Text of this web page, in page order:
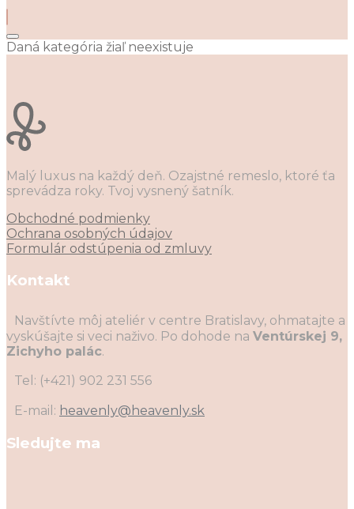
Daná kategória žiaľ neexistuje
Malý luxus na každý deň. Ozajstné remeslo, ktoré ťa
sprevádza roky. Tvoj vysnený šatník.
Obchodné podmienky
Ochrana osobných údajov
Formulár odstúpenia od zmluvy
Kontakt
Navštívte môj ateliér v centre Bratislavy, ohmatajte a
vyskúšajte si veci naživo. Po dohode na Ventúrskej 9,
Zichyho palác.
Tel: (+421) 902 231 556
E-mail: heavenly@heavenly.sk
Sledujte ma